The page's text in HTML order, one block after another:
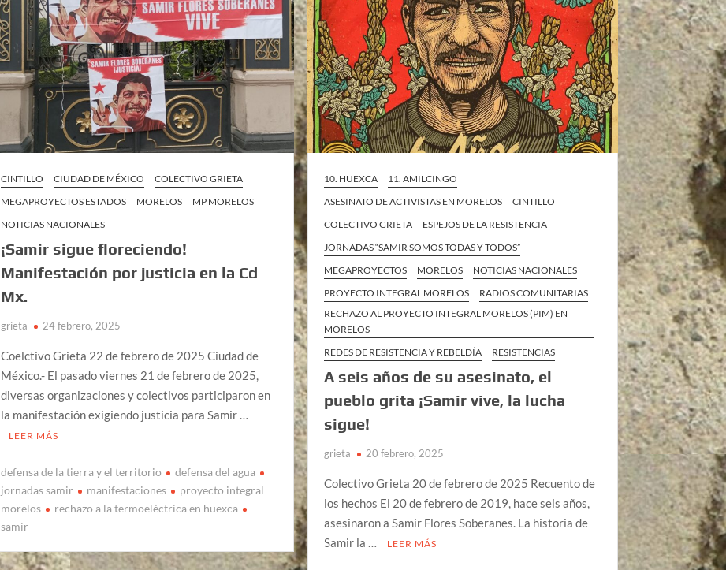
CINTILLO CIUDAD DE MÉXICO
COLECTIVO GRIETA
MEGAPROYECTOS ESTADOS
MORELOS
MP MORELOS
NOTICIAS NACIONALES
¡Samir sigue floreciendo!
Manifestación por justicia en la Cd
Mx.
grieta 24 febrero, 2025
Coelctivo Grieta 22 de febrero de 2025 Ciudad de
México.- El pasado viernes 21 de febrero de 2025,
diversas organizaciones y colectivos participaron en
la manifestación exigiendo justicia para Samir …
LEER MÁS
defensa de la tierra y el territorio
defensa del agua
jornadas samir
manifestaciones
proyecto integral
morelos
rechazo a la termoeléctrica en huexca
samir
10. HUEXCA
11. AMILCINGO
ASESINATO DE ACTIVISTAS EN MORELOS
CINTILLO
COLECTIVO GRIETA
ESPEJOS DE LA RESISTENCIA
JORNADAS “SAMIR SOMOS TODAS Y TODOS”
MEGAPROYECTOS
MORELOS
NOTICIAS NACIONALES
PROYECTO INTEGRAL MORELOS
RADIOS COMUNITARIAS
RECHAZO AL PROYECTO INTEGRAL MORELOS (PIM) EN
MORELOS
REDES DE RESISTENCIA Y REBELDÍA
RESISTENCIAS
A seis años de su asesinato, el
pueblo grita ¡Samir vive, la lucha
sigue!
grieta 20 febrero, 2025
Colectivo Grieta 20 de febrero de 2025 Recuento de
los hechos El 20 de febrero de 2019, hace seis años,
asesinaron a Samir Flores Soberanes. La historia de
Samir la …
LEER MÁS